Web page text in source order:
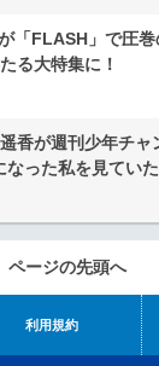
「FLASH」で圧巻
る大特集に！
香が週刊少年チャ
なった私を見てい
ページの先頭へ
利用規約